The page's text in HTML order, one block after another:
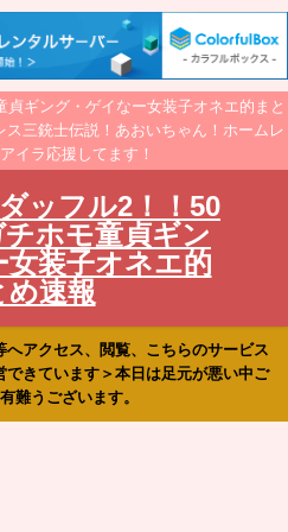
ギング・ゲイなー女装子オネエ的まと
三銃士伝説！あおいちゃん！ホームレ
イラ応援してます！
ッフル2！！50
ホモ童貞ギン
女装子オネエ的
め速報
アクセス、閲覧、こちらのサービス
できています＞本日は足元が悪い中ご
難うございます。